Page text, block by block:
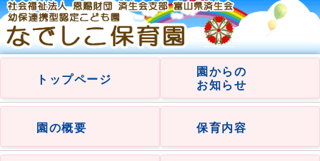
トップページ
園からの
お知らせ
園の概要 保育内容